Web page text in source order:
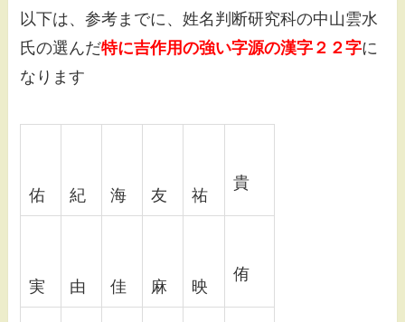
以下は、参考までに、姓名判断研究科の中山雲水
氏の選んだ特に吉作用の強い字源の漢字２２字に
なります
佑 紀 海 友 祐
貴
実 由 佳 麻 映
侑